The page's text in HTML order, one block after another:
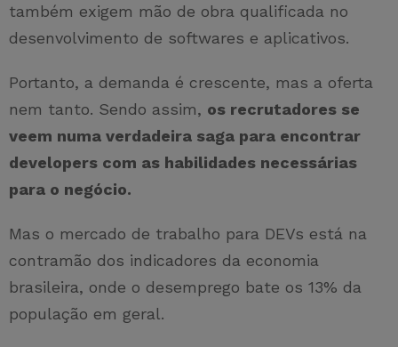
também exigem mão de obra qualificada no
desenvolvimento de softwares e aplicativos.
Portanto, a demanda é crescente, mas a oferta
nem tanto. Sendo assim, os recrutadores se
veem numa verdadeira saga para encontrar
developers com as habilidades necessárias
para o negócio.
Mas o mercado de trabalho para DEVs está na
contramão dos indicadores da economia
brasileira, onde o desemprego bate os 13% da
população em geral.